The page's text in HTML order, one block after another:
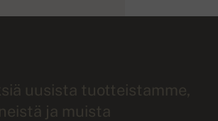
uusista tuotteistamme,
ja muista